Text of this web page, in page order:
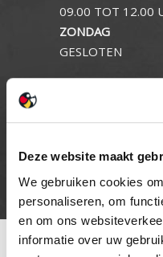
Deze website maakt
We gebruiken cookies
personaliseren, om
en om ons
informatie over uw
09.00 TOT 12.00
ZONDAG
GESLOTEN
Cookie beleid
Contact